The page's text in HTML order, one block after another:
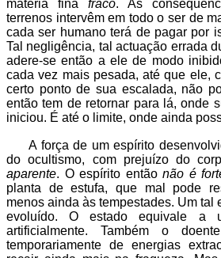
matéria fina fraco. As
terrenos intervêm em todo o ser de
cada ser humano terá de pagar por
Tal negligência, tal actuação errada
adere-se então a ele de modo
cada vez mais pesada, até que ele,
certo ponto de sua escalada, não
então tem de retornar para lá, onde
iniciou. É até o limite, onde ainda
A força de um espírito
do ocultismo, com prejuízo do
aparente. O espírito então não é
planta de estufa, que mal pode
menos ainda às tempestades. Um tal
evoluído. O estado equivale a
artificialmente. Também o
temporariamente de energias